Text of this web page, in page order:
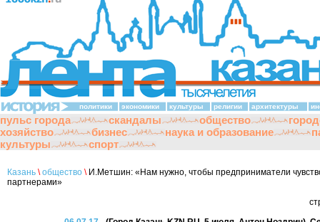
политики экономики культуры религии архитектуры
пульс города скандалы общество
хозяйство
бизнес наука и образование
культуры
спорт
Казань \ общество \И.Метшин: «Нам нужно, чтобы предприниматели
партнерами»